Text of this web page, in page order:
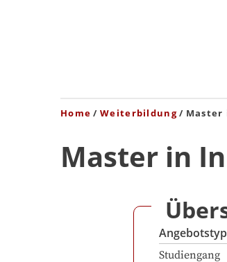
Home Weiterbildung
Master in
Angebotstyp
Studiengang